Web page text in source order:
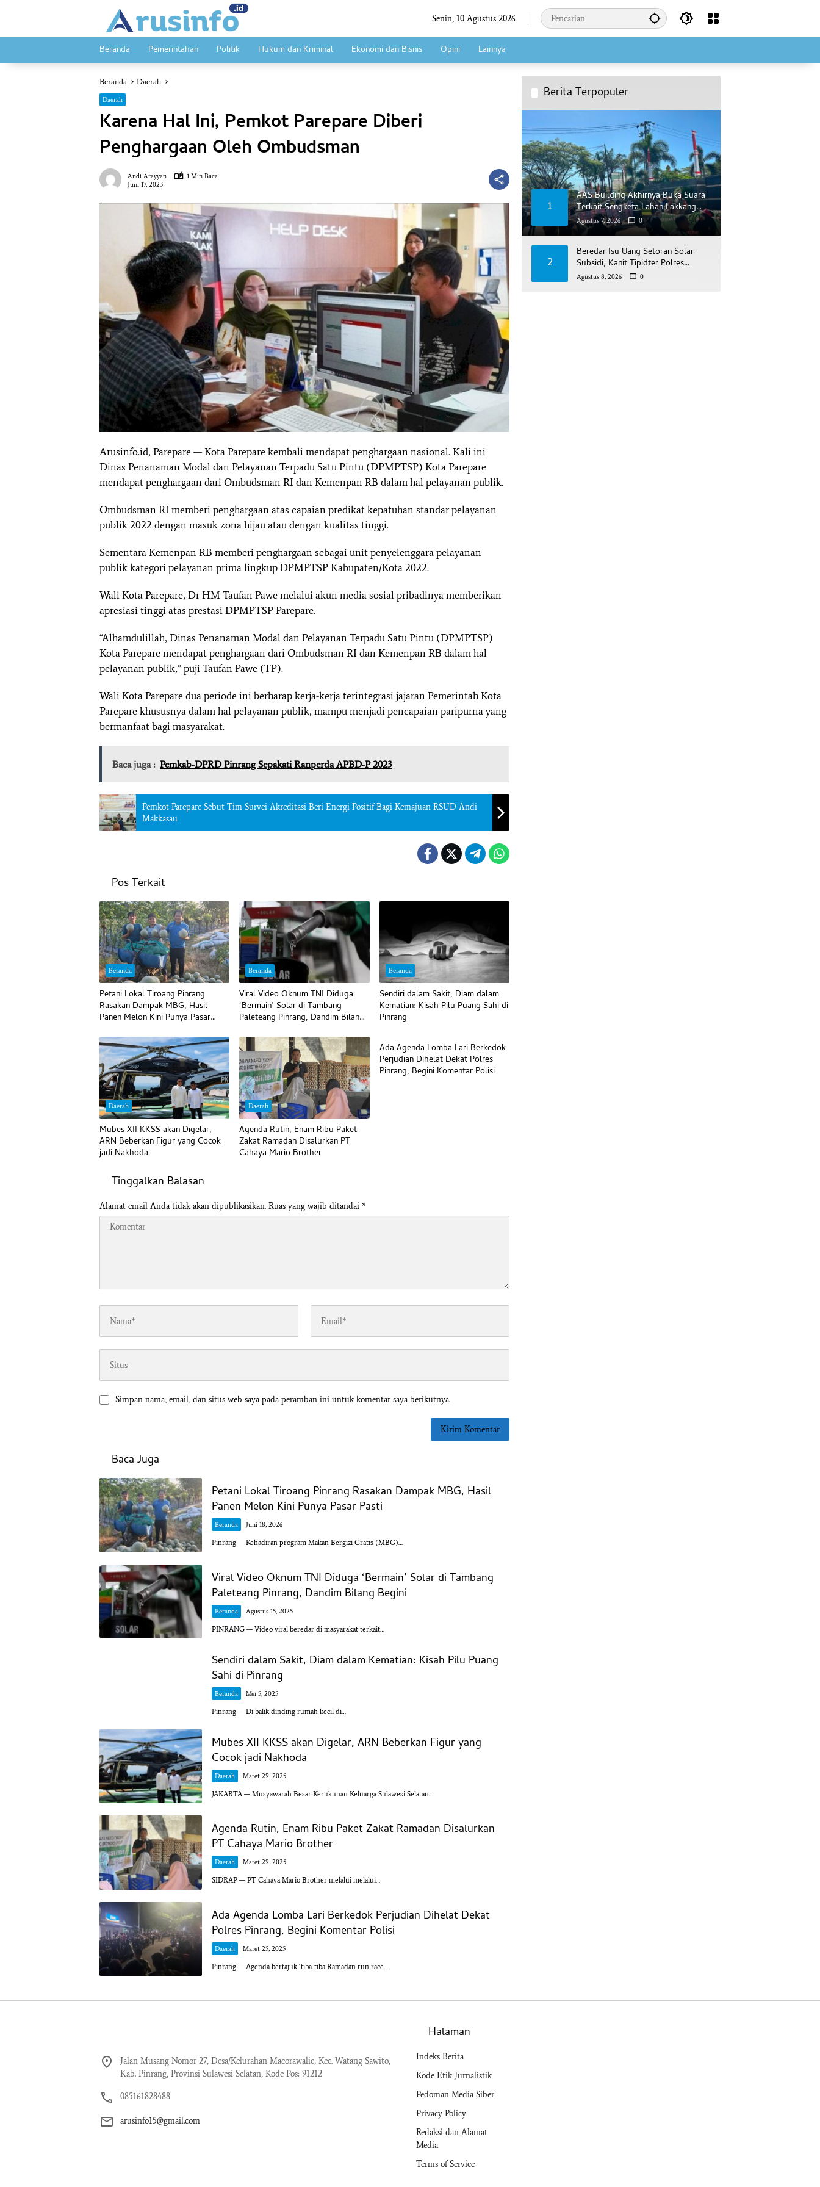
Senin, 10 Agustus 2026
Beranda Pemerintahan Politik Hukum dan Kriminal Ekonomi dan Bisnis Opini Lainnya
Beranda Daerah
Daerah
Karena Hal Ini, Pemkot Parepare Diberi
Penghargaan Oleh Ombudsman
Andi Arayyan
1 Min Baca
Juni 17, 2023
Arusinfo.id, Parepare — Kota Parepare kembali mendapat penghargaan nasional. Kali ini
Dinas Penanaman Modal dan Pelayanan Terpadu Satu Pintu (DPMPTSP) Kota Parepare
mendapat penghargaan dari Ombudsman RI dan Kemenpan RB dalam hal pelayanan publik.
Ombudsman RI memberi penghargaan atas capaian predikat kepatuhan standar pelayanan
publik 2022 dengan masuk zona hijau atau dengan kualitas tinggi.
Sementara Kemenpan RB memberi penghargaan sebagai unit penyelenggara pelayanan
publik kategori pelayanan prima lingkup DPMPTSP Kabupaten/Kota 2022.
Wali Kota Parepare, Dr HM Taufan Pawe melalui akun media sosial pribadinya memberikan
apresiasi tinggi atas prestasi DPMPTSP Parepare.
“Alhamdulillah, Dinas Penanaman Modal dan Pelayanan Terpadu Satu Pintu (DPMPTSP)
Kota Parepare mendapat penghargaan dari Ombudsman RI dan Kemenpan RB dalam hal
pelayanan publik,” puji Taufan Pawe (TP).
Wali Kota Parepare dua periode ini berharap kerja-kerja terintegrasi jajaran Pemerintah Kota
Parepare khususnya dalam hal pelayanan publik, mampu menjadi pencapaian paripurna yang
bermanfaat bagi masyarakat.
Baca juga : Pemkab-DPRD Pinrang Sepakati Ranperda APBD-P 2023
Pemkot Parepare Sebut Tim Survei Akreditasi Beri Energi Positif Bagi Kemajuan RSUD Andi
Makkasau
Pos Terkait
Beranda
Petani Lokal Tiroang Pinrang
Rasakan Dampak MBG, Hasil
Panen Melon Kini Punya Pasar
Beranda
Viral Video Oknum TNI Diduga
‘Bermain’ Solar di Tambang
Paleteang Pinrang, Dandim Bilang
Beranda
Sendiri dalam Sakit, Diam dalam
Kematian: Kisah Pilu Puang Sahi di
Pinrang
Daerah
Mubes XII KKSS akan Digelar,
ARN Beberkan Figur yang Cocok
jadi Nakhoda
Daerah
Agenda Rutin, Enam Ribu Paket
Zakat Ramadan Disalurkan PT
Cahaya Mario Brother
Daerah
Ada Agenda Lomba Lari Berkedok
Perjudian Dihelat Dekat Polres
Pinrang, Begini Komentar Polisi
Tinggalkan Balasan
Alamat email Anda tidak akan dipublikasikan. Ruas yang wajib ditandai *
Simpan nama, email, dan situs web saya pada peramban ini untuk komentar saya berikutnya.
Baca Juga
Petani Lokal Tiroang Pinrang Rasakan Dampak MBG, Hasil
Panen Melon Kini Punya Pasar Pasti
Beranda Juni 18, 2026
Pinrang — Kehadiran program Makan Bergizi Gratis (MBG)…
Viral Video Oknum TNI Diduga ‘Bermain’ Solar di Tambang
Paleteang Pinrang, Dandim Bilang Begini
Beranda Agustus 15, 2025
PINRANG — Video viral beredar di masyarakat terkait…
Sendiri dalam Sakit, Diam dalam Kematian: Kisah Pilu Puang
Sahi di Pinrang
Beranda Mei 5, 2025
Pinrang — Di balik dinding rumah kecil di…
Mubes XII KKSS akan Digelar, ARN Beberkan Figur yang
Cocok jadi Nakhoda
Daerah Maret 29, 2025
JAKARTA — Musyawarah Besar Kerukunan Keluarga Sulawesi Selatan…
Agenda Rutin, Enam Ribu Paket Zakat Ramadan Disalurkan
PT Cahaya Mario Brother
Daerah Maret 29, 2025
SIDRAP — PT Cahaya Mario Brother melalui melalui…
Ada Agenda Lomba Lari Berkedok Perjudian Dihelat Dekat
Polres Pinrang, Begini Komentar Polisi
Daerah Maret 25, 2025
Pinrang — Agenda bertajuk ‘tiba-tiba Ramadan run race…
Berita Terpopuler
1
AAS Building Akhirnya Buka Suara
Terkait Sengketa Lahan Lakkang
Ca’di
Agustus 7, 2026 0
2
Beredar Isu Uang Setoran Solar
Subsidi, Kanit Tipidter Polres
Pinrang Beri Bantahan Tegas
Agustus 8, 2026 0
Jalan Musang Nomor 27, Desa/Kelurahan Macorawalie, Kec. Watang Sawito,
Kab. Pinrang, Provinsi Sulawesi Selatan, Kode Pos: 91212
085161828488
arusinfo15@gmail.com
Halaman
Indeks Berita
Kode Etik Jurnalistik
Pedoman Media Siber
Privacy Policy
Redaksi dan Alamat
Media
Terms of Service